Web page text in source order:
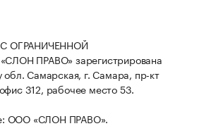
ОГРАНИЧЕННОЙ
ПРАВО» зарегистрирована
обл. Самарская, г. Самара, пр-кт
312, рабочее место 53.
ООО «СЛОН ПРАВО».